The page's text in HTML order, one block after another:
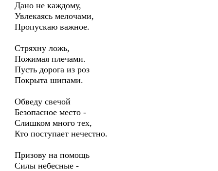
Дано не каждому,
Увлекаясь мелочами,
Пропускаю важное.
Стряхну ложь,
Пожимая плечами.
Пусть дорога из роз
Покрыта шипами.
Обведу свечой
Безопасное место -
Слишком много тех,
Кто поступает нечестно.
Призову на помощь
Силы небесные -